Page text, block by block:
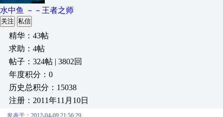
水中鱼 －－王者之师
关注 私信
精华：43帖
求助：4帖
帖子：324帖 | 3802回
年度积分：0
历史总积分：15038
注册：2011年11月10日
发表于：2012-04-09 21:56:29